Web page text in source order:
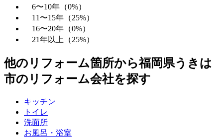
6〜10年 （0%）
11〜15年 （25%）
16〜20年 （0%）
21年以上
（25%）
他のリフォーム箇所から福岡県うきは
市のリフォーム会社を探す
キッチン
トイレ
洗面所
お風呂・浴室